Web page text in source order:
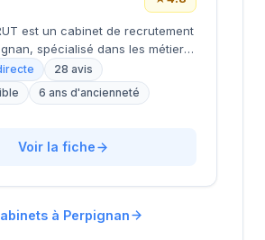
est un cabinet de recrutement
spécialisé dans les métiers
et des services depuis plus de
expertise éprouvée auprès
du secteur (optique,
le cabinet accompagne les
employeurs dans la mise en
construction d'un partenariat de
des Pyrénées-
28 avis
6 ans d'ancienneté
Voir la fiche
à Perpignan